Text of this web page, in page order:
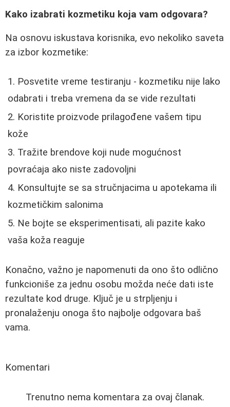
Kako izabrati kozmetiku koja vam odgovara?
Na osnovu iskustava korisnika, evo nekoliko saveta
za izbor kozmetike:
Posvetite vreme testiranju - kozmetiku nije lako
odabrati i treba vremena da se vide rezultati
Koristite proizvode prilagođene vašem tipu
kože
Tražite brendove koji nude mogućnost
povraćaja ako niste zadovoljni
Konsultujte se sa stručnjacima u apotekama ili
kozmetičkim salonima
Ne bojte se eksperimentisati, ali pazite kako
vaša koža reaguje
Konačno, važno je napomenuti da ono što odlično
funkcioniše za jednu osobu možda neće dati iste
rezultate kod druge. Ključ je u strpljenju i
pronalaženju onoga što najbolje odgovara baš
vama.
Komentari
Trenutno nema komentara za ovaj članak.